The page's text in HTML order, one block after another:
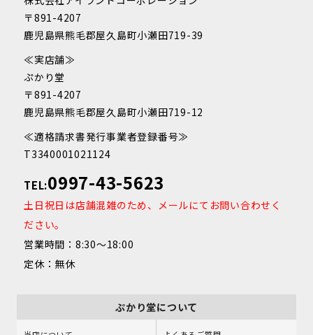
〒891-4207
鹿児島県熊毛郡屋久島町小瀬田719-39
≪実店舗≫
ぷかり堂
〒891-4207
鹿児島県熊毛郡屋久島町小瀬田719-12
≪適格請求書発行事業者登録番号≫
T3340001021124
TEL:0997-43-5623
土日祝日は店舗混雑のため、メールにてお問い合わせく
ださい。
営業時間：8:30～18:00
定休：無休
ぷかり堂について